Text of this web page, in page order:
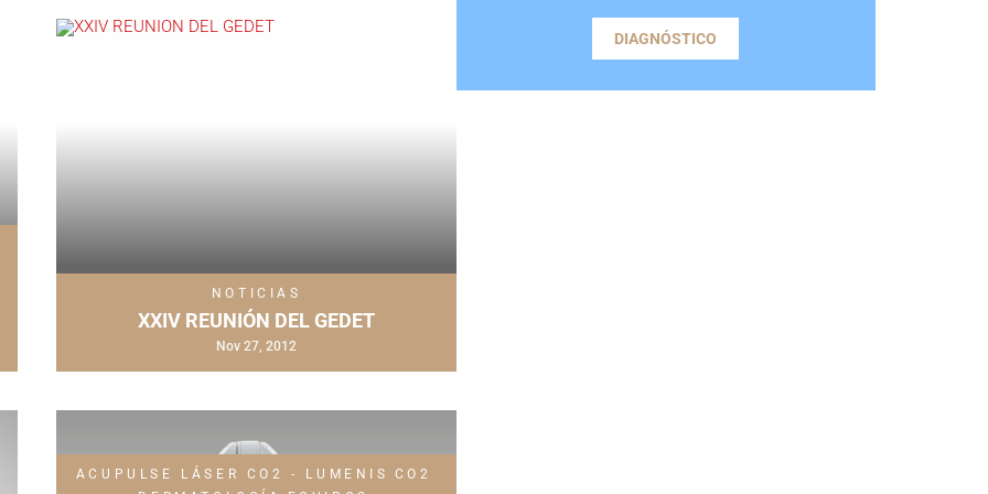
NOTICIAS
XXIV REUNIÓN DEL GEDET
Nov 27, 2012
ACUPULSE LÁSER CO2 - LUMENIS
CO2
DIAGNÓSTICO